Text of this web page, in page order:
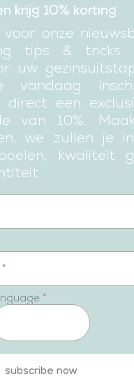
krijg 10% korting
onze
tips & tricks
uw
direct een
van 10%.
we zullen je
kwaliteit
*
*
subscribe now